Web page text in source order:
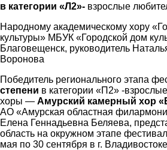
в категории «Л2»- взрослые
Народному академическому хору
культуры» МБУК «Городской дом
Благовещенск, руководитель
Воронова
Победитель регионального этапа
степени в категории «П2» -
хоры — Амурский камерный хор
АО «Амурская областная
Елена Геннадьевна Беляева,
область на окружном этапе
мая по 30 сентября в г.